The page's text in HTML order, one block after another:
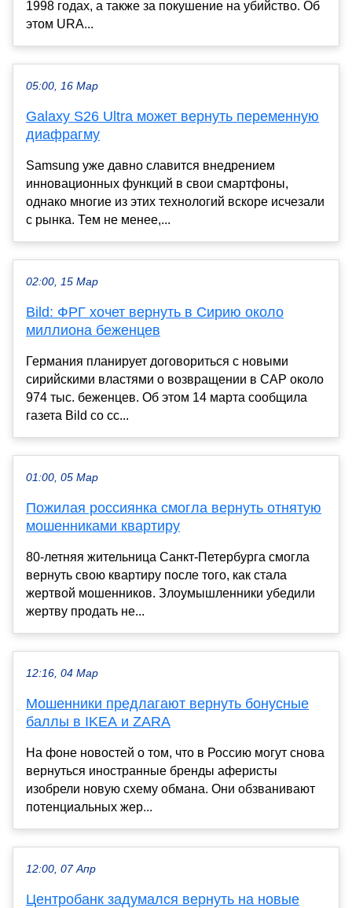
1998 годах, а также за покушение на убийство. Об
этом URA...
05:00, 16 Мар
Galaxy S26 Ultra может вернуть переменную
диафрагму
Samsung уже давно славится внедрением
инновационных функций в свои смартфоны,
однако многие из этих технологий вскоре исчезали
с рынка. Тем не менее,...
02:00, 15 Мар
Bild: ФРГ хочет вернуть в Сирию около
миллиона беженцев
Германия планирует договориться с новыми
сирийскими властями о возвращении в САР около
974 тыс. беженцев. Об этом 14 марта сообщила
газета Bild со сс...
01:00, 05 Мар
Пожилая россиянка смогла вернуть отнятую
мошенниками квартиру
80-летняя жительница Санкт-Петербурга смогла
вернуть свою квартиру после того, как стала
жертвой мошенников. Злоумышленники убедили
жертву продать не...
12:16, 04 Мар
Мошенники предлагают вернуть бонусные
баллы в IKEA и ZARA
На фоне новостей о том, что в Россию могут снова
вернуться иностранные бренды аферисты
изобрели новую схему обмана. Они обзванивают
потенциальных жер...
12:00, 07 Апр
Центробанк задумался вернуть на новые